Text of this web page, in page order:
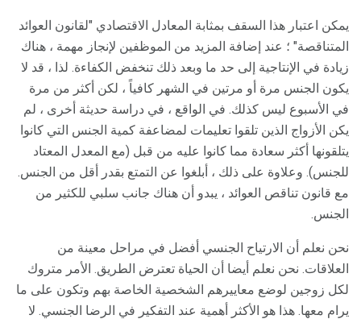
يمكن اعتبار هذا السقف بمثابة المعادل الاقتصادي "لقانون العوائد
المتناقصة" ؛ عند إضافة المزيد من الموظفين لإنجاز مهمة ، هناك
زيادة في الإنتاجية إلى حد ما وبعد ذلك تنخفض الكفاءة. لذا ، قد لا
يكون الجنس مرة أو مرتين في الشهر كافياً ، لكن أكثر من مرة
في الأسبوع ليس كذلك. في الواقع ، في دراسة حديثة أخرى ، لم
يكن الأزواج الذين تلقوا تعليمات لمضاعفة كمية الجنس التي كانوا
يتلقونها أكثر سعادة مما كانوا عليه من قبل (مع المعدل المعتاد
للجنس). وعلاوة على ذلك ، أبلغوا عن التمتع بقدر أقل من الجنس.
مع قانون تناقص العوائد ، يبدو أن هناك جانب سلبي للكثير من
الجنس.
نحن نعلم أن الارتياح الجنسي أفضل في مراحل معينة من
العلاقات. نحن نعلم أيضا أن الحياة تعترض الطريق. الأمر متروك
لكل زوجين لوضع معاييرهم الشخصية الخاصة بهم وتكون على ما
يرام معها. هذا هو الأكثر أهمية عند التفكير في الرضا الجنسي. لا